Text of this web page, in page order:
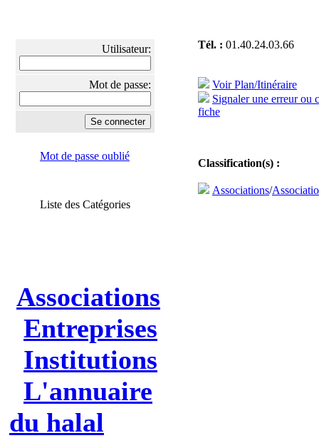
Utilisateur:
Mot de passe:
Mot de passe oublié
Liste des Catégories
Associations
Entreprises
Institutions
L'annuaire
du halal
Tél. : 01.40.24.03.66
Voir Plan/Itinéraire
Signaler une erreur ou
fiche
Classification(s) :
Associations/